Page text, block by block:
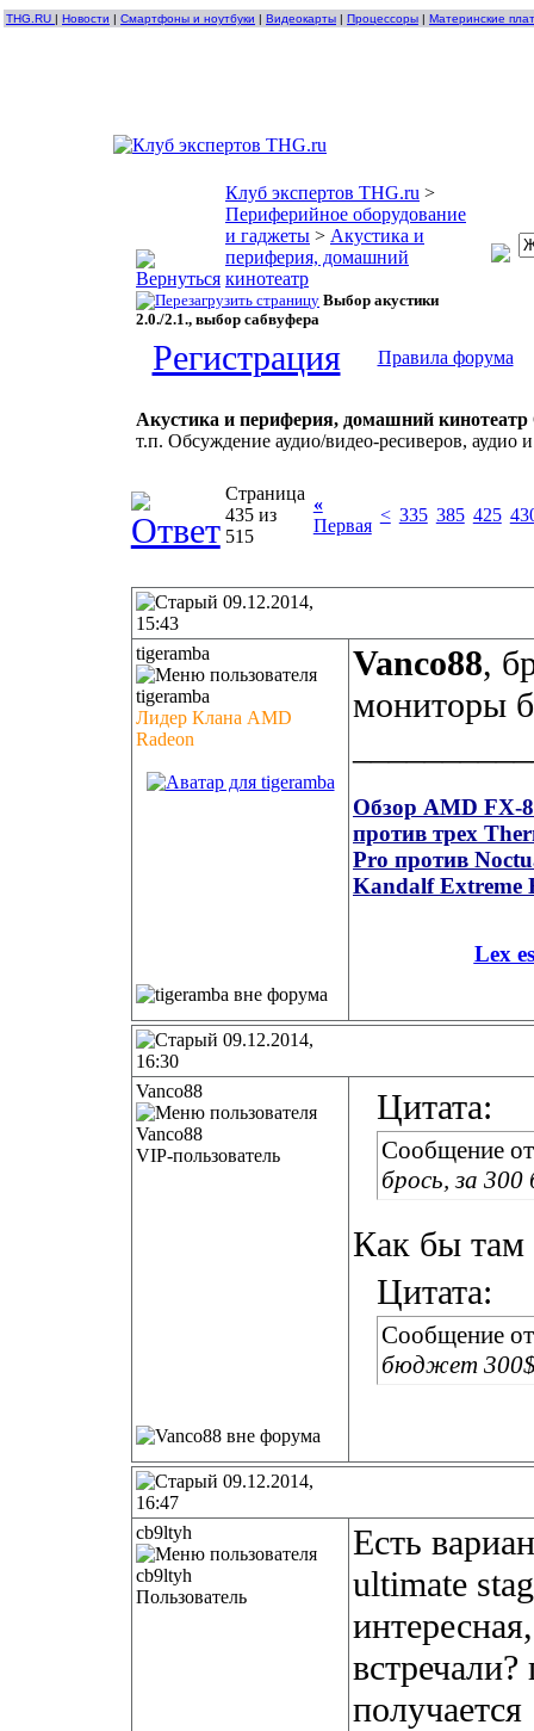
THG.RU | Новости | Смартфоны и ноутбуки | Видеокарты | Процессоры | Материнские
Клуб экспертов THG.ru >
Периферийное оборудование
и гаджеты > Акустика и
периферия, домашний
кинотеатр
Выбор акустики
2.0./2.1., выбор сабвуфера
Регистрация Правила форума
Акустика и периферия, домашний кинотеатр
т.п. Обсуждение аудио/видео-ресиверов, аудио
Страница
435 из
515
«
Первая
< 335 385 425
09.12.2014,
15:43
tigeramba
Лидер Клана AMD
Radeon
Vanco88,
мониторы
Обзор AMD FX-
против трех
Pro против
Kandalf Extreme
Lex
09.12.2014,
16:30
Vanco88
VIP-пользователь
Цитата:
Сообщение
брось, за
Как бы
Цитата:
Сообщение
бюджет
09.12.2014,
16:47
cb9ltyh
Пользователь
Есть
ultimate
получается